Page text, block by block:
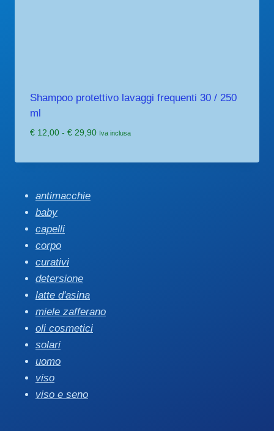
Shampoo protettivo lavaggi frequenti 30 / 250
ml
€12,00 - €29,90Fascia
Iva inclusa
antimacchie
baby
capelli
corpo
curativi
detersione
latte d'asina
miele zafferano
oli cosmetici
solari
uomo
viso
viso e seno